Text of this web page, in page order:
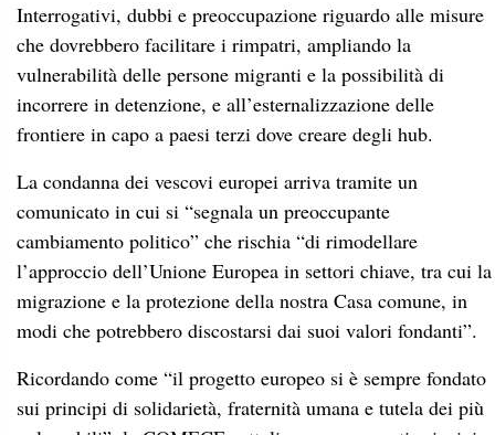
Interrogativi, dubbi e preoccupazione riguardo alle misure
che dovrebbero facilitare i rimpatri, ampliando la
vulnerabilità delle persone migranti e la possibilità di
incorrere in detenzione, e all’esternalizzazione delle
frontiere in capo a paesi terzi dove creare degli hub.
La condanna dei vescovi europei arriva tramite un
comunicato in cui si “segnala un preoccupante
cambiamento politico” che rischia “di rimodellare
l’approccio dell’Unione Europea in settori chiave, tra cui la
migrazione e la protezione della nostra Casa comune, in
modi che potrebbero discostarsi dai suoi valori fondanti”.
Ricordando come “il progetto europeo si è sempre fondato
sui principi di solidarietà, fraternità umana e tutela dei più